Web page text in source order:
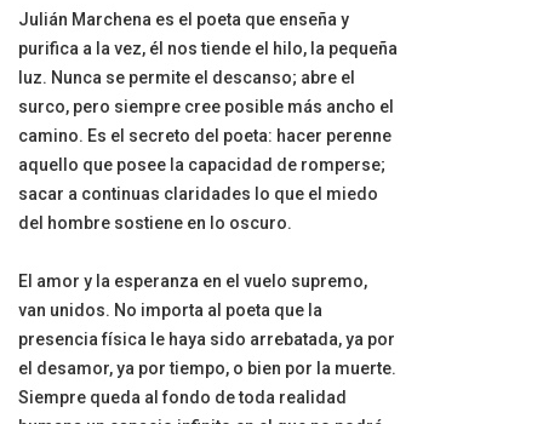
Julián Marchena es el poeta que enseña y
purifica a la vez, él nos tiende el hilo, la pequeña
luz. Nunca se permite el descanso; abre el
surco, pero siempre cree posible más ancho el
camino. Es el secreto del poeta: hacer perenne
aquello que posee la capacidad de romperse;
sacar a continuas claridades lo que el miedo
del hombre sostiene en lo oscuro.
El amor y la esperanza en el vuelo supremo,
van unidos. No importa al poeta que la
presencia física le haya sido arrebatada, ya por
el desamor, ya por tiempo, o bien por la muerte.
Siempre queda al fondo de toda realidad